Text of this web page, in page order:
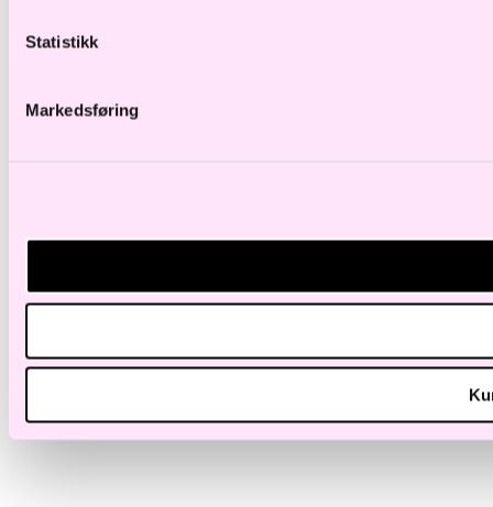
Statistikk
Markedsføring